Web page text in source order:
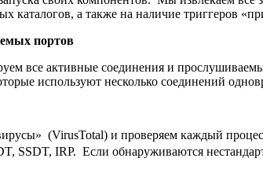
а также на наличие триггеров
портов
все активные соединения и
используют несколько соединений
(VirusTotal) и проверяем каждый
SSDT, IRP. Если обнаруживаются